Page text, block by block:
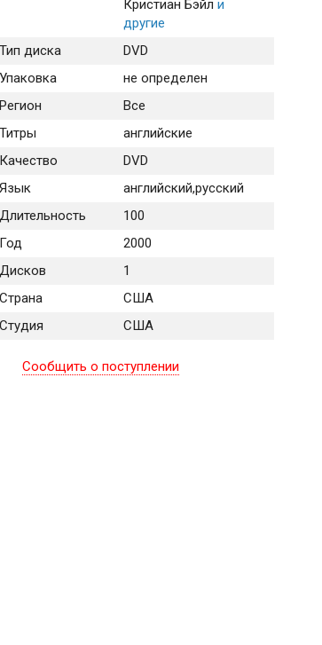
Кристиан Бэйл и
другие
Тип диска
DVD
Упаковка
не определен
Регион
Все
Титры
английские
Качество
DVD
Язык
английский,русский
Длительность
100
Год
2000
Дисков
1
Страна
США
Студия
США
Сообщить о поступлении